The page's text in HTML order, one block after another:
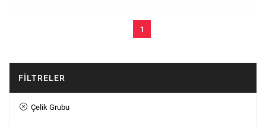
1
FILTRELER
Çelik Grubu